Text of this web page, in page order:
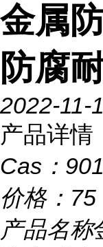
金属
防腐
2022-11-
产品详情
Cas：
价格： 75
产品名称